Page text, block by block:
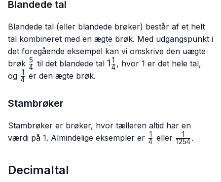
Blandede tal
Blandede tal (eller blandede brøker) består af et helt
tal kombineret med en ægte brøk. Med udgangspunkt i
det foregående eksempel kan vi omskrive den uægte
brøk \frac{5}
{4}
4
5 til det blandede tal 1\frac{1}
14
1 , hvor 1 er det hele tal,
og \frac{1}
4
1 er den ægte brøk.
Stambrøker
Stambrøker er brøker, hvor tælleren altid har en
værdi på 1. Almindelige eksempler er \frac{1}
4
1 eller \frac{1}
1254
1 .
Decimaltal